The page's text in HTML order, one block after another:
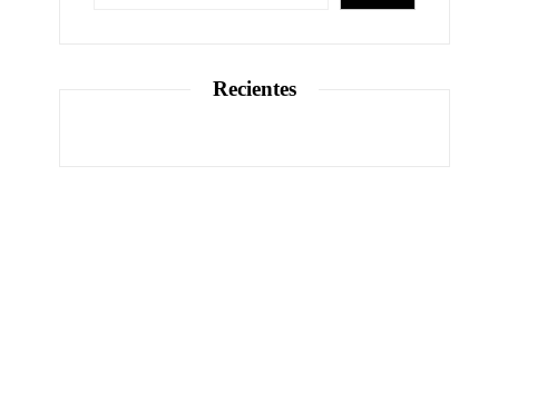
Recientes